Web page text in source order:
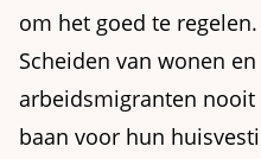
om het goed te
Scheiden van wonen
arbeidsmigranten
baan voor hun